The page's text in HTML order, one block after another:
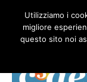
HOME CHI SIAMO
AREE TEMATICHE
Utilizziamo i
migliore
questo sito noi